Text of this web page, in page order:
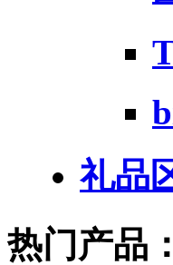
礼品
热门产品：